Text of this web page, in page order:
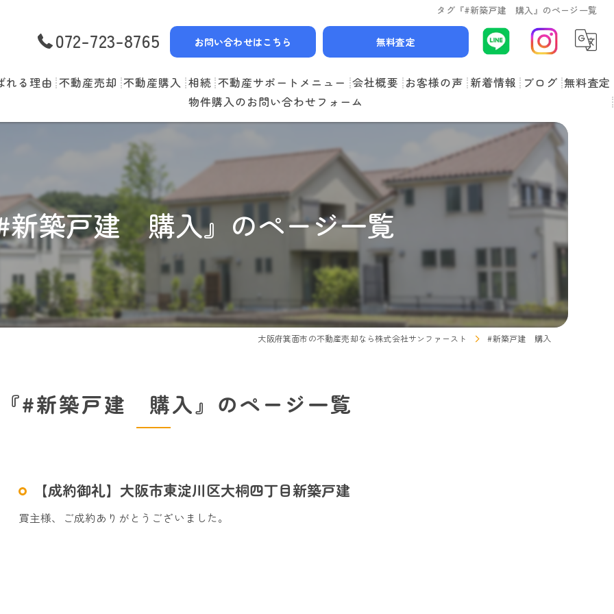
タグ『#新築戸建 購入』のページ一覧
072-723-8765 お問い合わせはこちら 無料査定
れる理由 不動産売却
選べる3つの売却スタイル
住み替えの流れ
売却実績
当社お預かり物件
無料査定
不動産購入
物件一覧
購入の流れ
住宅ローン
住み替えサポート
相続 不動産サポートメニュー
リースバック
空家管理
会社概要
スタッフ紹介
お客様の声
よくある質問
新着情報 ブログ 無料査定
物件購入のお問い合わせフォーム
新築戸建 購入』のページ一覧
大阪府箕面市の不動産売却なら株式会社サンファースト #新築戸建 購入
#新築戸建 購入』のページ一覧
【成約御礼】大阪市東淀川区大桐四丁目新築戸建
買主様、ご成約ありがとうございました。